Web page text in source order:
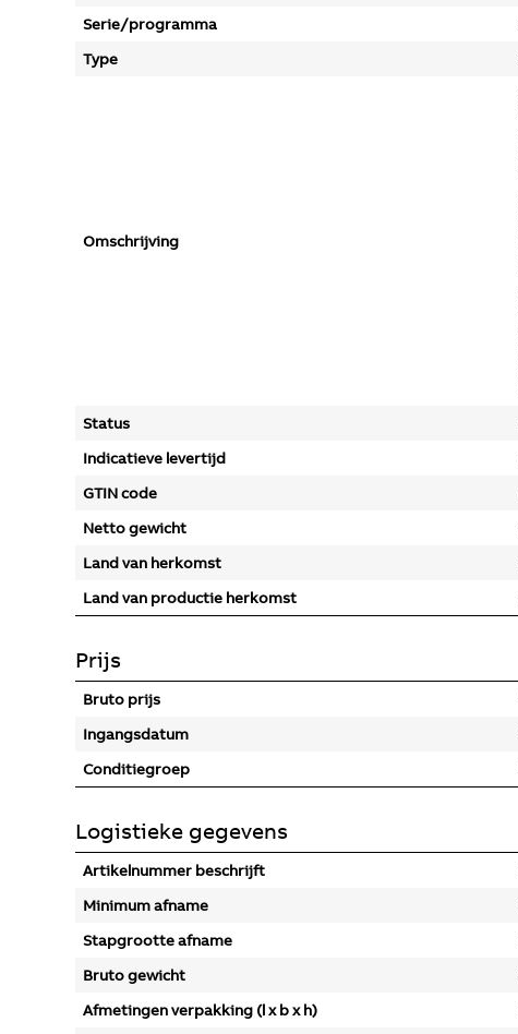
Serie/programma
Type
Omschrijving
Status
Indicatieve levertijd
GTIN code
Netto gewicht
Land van herkomst
Land van productie herkomst
Prijs
Bruto prijs
Ingangsdatum
Conditiegroep
Logistieke gegevens
Artikelnummer beschrijft
Minimum afname
Stapgrootte afname
Bruto gewicht
Afmetingen verpakking (l x b x h)